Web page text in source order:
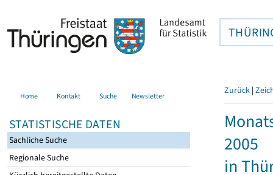
Home Kontakt Suche Newsletter
STATISTISCHE DATEN
Sachliche Suche
Regionale Suche
Zurück |
2005
in